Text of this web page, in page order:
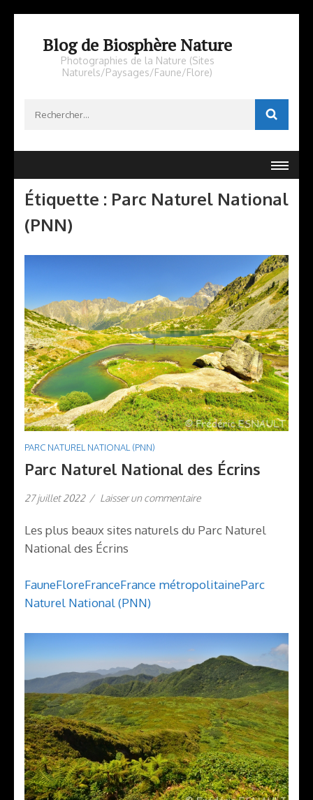
Blog de Biosphère Nature
Photographies de la Nature (Sites
Naturels/Paysages/Faune/Flore)
Étiquette : Parc Naturel National
(PNN)
PARC NATUREL NATIONAL (PNN)
Parc Naturel National des Écrins
27 juillet 2022 / Laisser un commentaire
Les plus beaux sites naturels du Parc Naturel
National des Écrins
FauneFloreFranceFrance métropolitaineParc
Naturel National (PNN)